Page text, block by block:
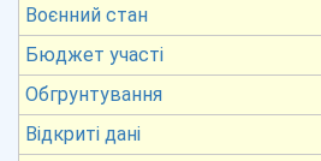
Воєнний стан
Бюджет участі
Обгрунтування
Відкриті дані